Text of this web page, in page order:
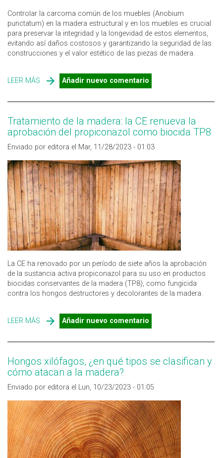
Controlar la carcoma común de los muebles (Anobium
punctatum) en la madera estructural y en los muebles es crucial
para preservar la integridad y la longevidad de estos elementos,
evitando así daños costosos y garantizando la seguridad de las
construcciones y el valor estético de las piezas de madera.
LEER MÁS SOBRE PLAGAS DE LA MADERA: LA CARCOMA COMÚN
DE LOS MUEBLES (ANOBIUM PUNCTATUM)
Añadir nuevo comentario
Tratamiento de la madera: la CE renueva la
aprobación del propiconazol como biocida TP8
Enviado por editora el Mar, 11/28/2023 - 01:03
La CE ha renovado por un período de siete años la aprobación
de la sustancia activa propiconazol para su uso en productos
biocidas conservantes de la madera (TP8), como fungicida
contra los hongos destructores y decolorantes de la madera.
LEER MÁS SOBRE TRATAMIENTO DE LA MADERA: LA CE RENUEVA
LA APROBACIÓN DEL PROPICONAZOL COMO BIOCIDA
TP8
Añadir nuevo comentario
Hongos xilófagos, ¿en qué tipos se clasifican y
cómo atacan a la madera?
Enviado por editora el Lun, 10/23/2023 - 01:05